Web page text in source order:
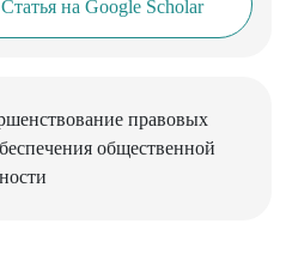
Статья на Google Scholar